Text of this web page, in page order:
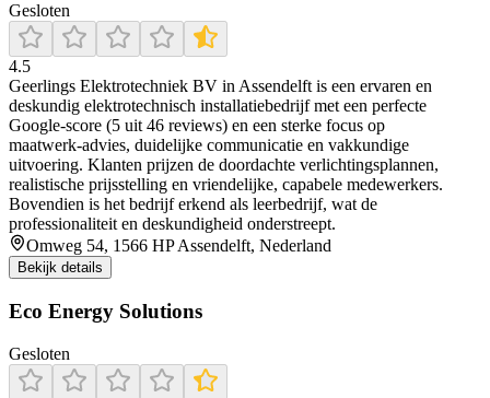
Gesloten
4.5
Geerlings Elektrotechniek BV in Assendelft is een ervaren en
deskundig elektrotechnisch installatiebedrijf met een perfecte
Google-score (5 uit 46 reviews) en een sterke focus op
maatwerk‑advies, duidelijke communicatie en vakkundige
uitvoering. Klanten prijzen de doordachte verlichtingsplannen,
realistische prijsstelling en vriendelijke, capabele medewerkers.
Bovendien is het bedrijf erkend als leerbedrijf, wat de
professionaliteit en deskundigheid onderstreept.
Omweg 54, 1566 HP Assendelft, Nederland
Bekijk details
Eco Energy Solutions
Gesloten